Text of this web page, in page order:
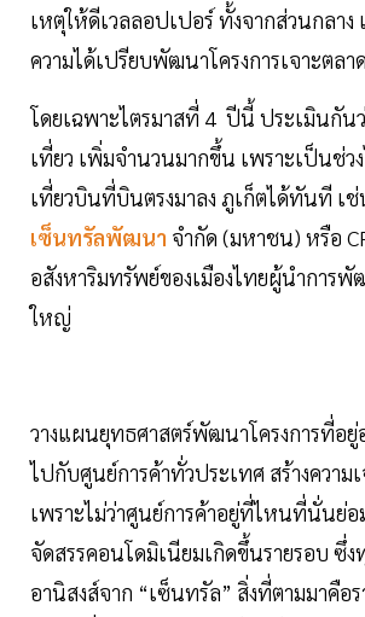
เหตุให้ดีเวลลอปเปอร์ ทั้งจากส่วนกลาง
ความได้เปรียบพัฒนาโครงการเจาะตล
โดยเฉพาะไตรมาสที่ 4 ปีนี้ ประเมินกัน
เที่ยว เพิ่มจำนวนมากขึ้น เพราะเป็นช่
เที่ยวบินที่บินตรงมาลง ภูเก็ตได้ทันที เ
เซ็นทรัลพัฒนา จำกัด (มหาชน) หรือ
อสังหาริมทรัพย์ของเมืองไทยผู้นำการ
ใหญ่
วางแผนยุทธศาสตร์พัฒนาโครงการที่อยู่
ไปกับศูนย์การค้าทั่วประเทศ สร้างควา
เพราะไม่ว่าศูนย์การค้าอยู่ที่ไหนที่นั่นย่อ
จัดสรรคอนโดมิเนียมเกิดขึ้นรายรอบ ซึ่ง
อานิสงส์จาก “เซ็นทรัล” สิ่งที่ตามมาคือ